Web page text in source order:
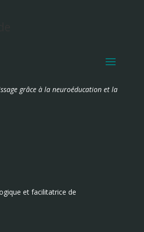
grâce à la neuroéducation et la
et facilitatrice de